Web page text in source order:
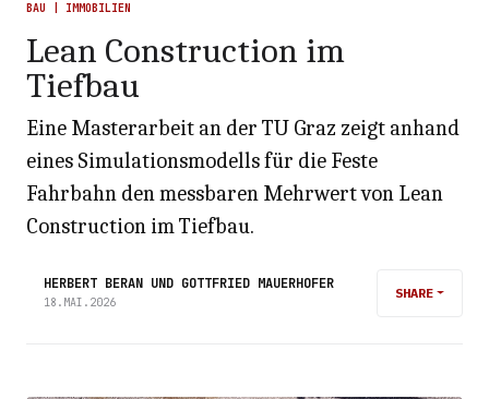
BAU | IMMOBILIEN
Lean Construction im
Tiefbau
Eine Masterarbeit an der TU Graz zeigt anhand
eines Simulationsmodells für die Feste
Fahrbahn den messbaren Mehrwert von Lean
Construction im Tiefbau.
HERBERT BERAN UND GOTTFRIED MAUERHOFER
18.MAI.2026
SHARE